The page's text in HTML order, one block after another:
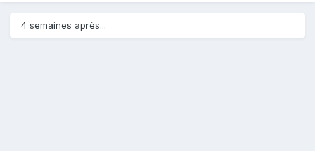
4 semaines après...